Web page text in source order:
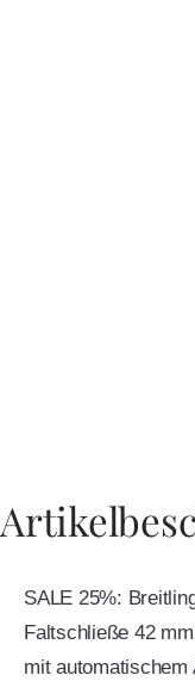
SALE 25%:
Faltschließe 42
mit automatischem